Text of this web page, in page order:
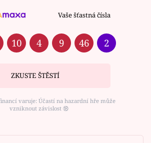
Vaše šťastná čísla
10 4 9 46 2
ZKUSTE ŠTĚSTÍ
varuje: Účastí na hazardní hře může
vzniknout závislost ⑱